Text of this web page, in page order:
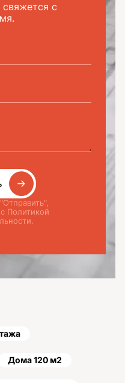
с
Политикой
Дома 120 м2